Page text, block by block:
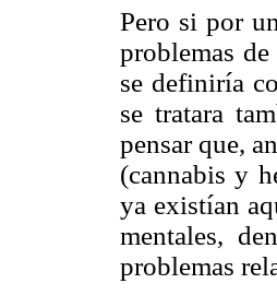
Pero si por
problemas
se definiría
se tratara
pensar que,
(cannabis y
ya existían
mentales,
problemas